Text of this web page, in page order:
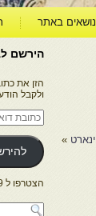
באתר
»
הירשם
הזן את
ולקבל
כתובת
דואר
אלקטרוני
הצטרפו ל 239 מנויים נוספים